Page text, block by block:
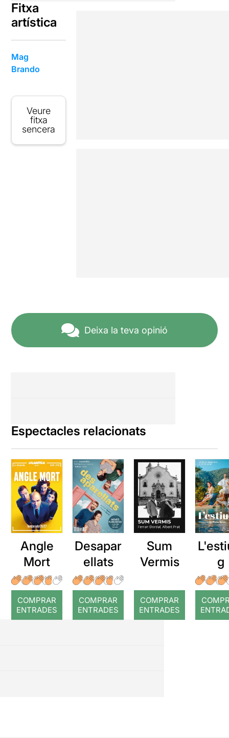
Fitxa
artística
Mag
Brando
Veure
fitxa
sencera
Deixa la teva opinió
Espectacles relacionats
Angle
Mort
COMPRAR
ENTRADES
Desapar
ellats
COMPRAR
ENTRADES
Sum
Vermis
COMPRAR
ENTRADES
g